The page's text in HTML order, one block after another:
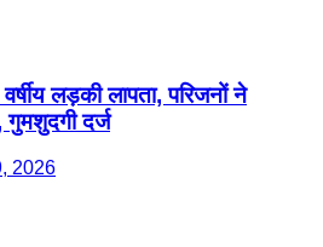
लड़की लापता, परिजनों ने
गुमशुदगी दर्ज
2026